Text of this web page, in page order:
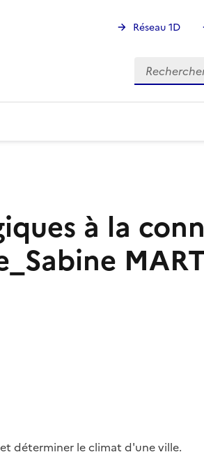
Réseau 1D
Rechercher
Rechercher
à la
déterminer le climat d'une ville.